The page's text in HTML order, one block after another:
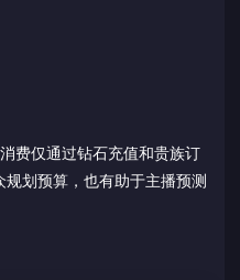
费仅通过钻石充值和贵族订
划预算，也有助于主播预测